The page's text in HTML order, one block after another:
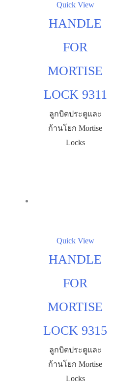
Quick View
HANDLE
FOR
MORTISE
LOCK 9311
ลูกบิดประตูและ
ก้านโยก Mortise
Locks
Quick View
HANDLE
FOR
MORTISE
LOCK 9315
ลูกบิดประตูและ
ก้านโยก Mortise
Locks